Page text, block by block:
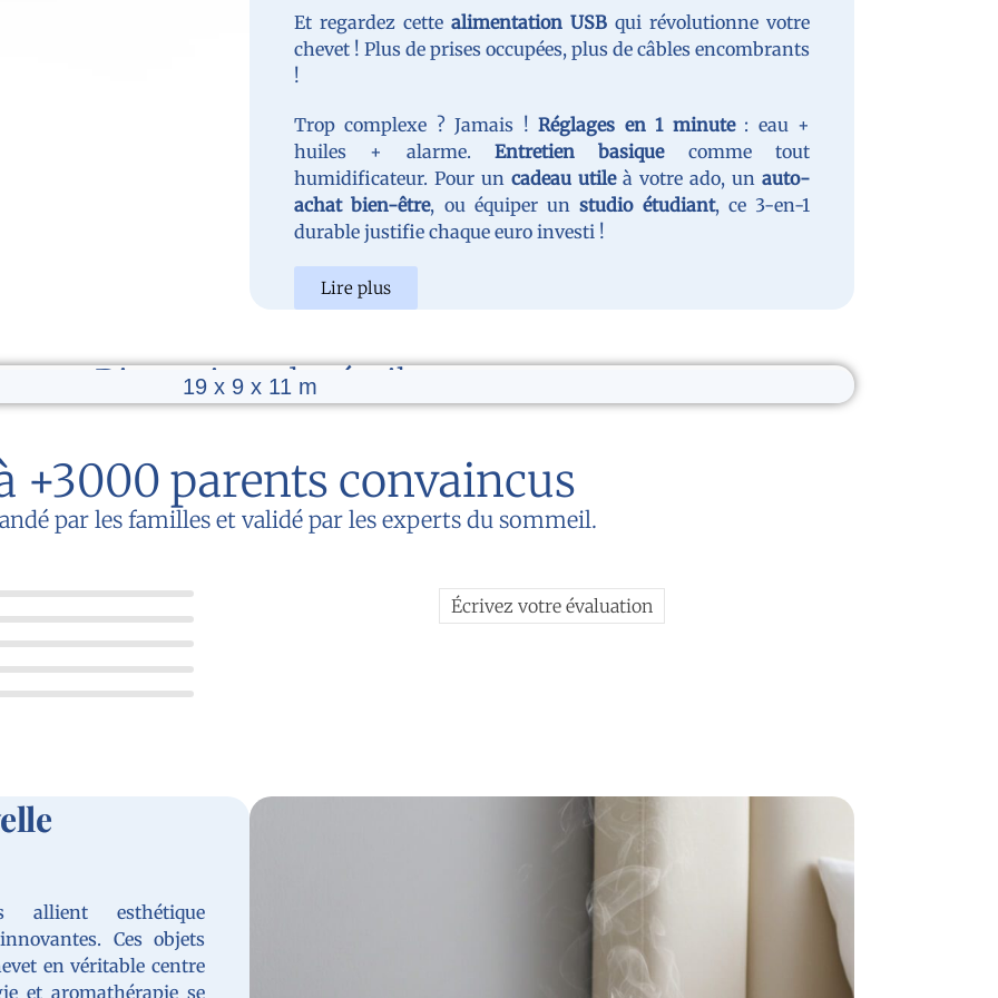
Et regardez cettealimentation USB qui révolutionne votre
chevet ! Plus de prises occupées, plus de câbles encombrants
!
Trop complexe ? Jamais !Réglages en 1 minute: eau +
huiles + alarme.Entretien basiquecomme tout
humidificateur. Pour uncadeau utileà votre ado, unauto-
achat bien-être, ou équiper unstudio étudiant, ce 3-en-1
durable justifie chaque euro investi !
Lire plus
Dimensions du réveil
19 x 9 x 11 m
+3000 parents convaincus
par les familles et validé par les experts du sommeil.
Écrivez votre évaluation
allient esthétique
Ces objets
en véritable centre
et aromathérapie se